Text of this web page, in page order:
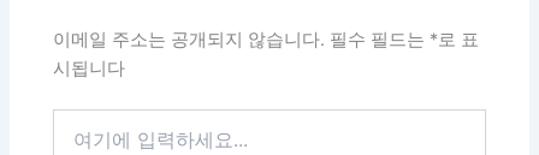
이메일 주소는 공개되지 않습니다. 필수 필드는 *로 표
시됩니다